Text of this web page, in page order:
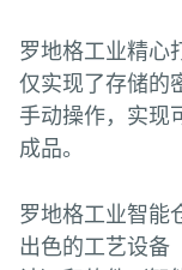
罗地格工业精心
仅实现了存储的
手动操作，实现
成品。
罗地格工业智能
出色的工艺设备